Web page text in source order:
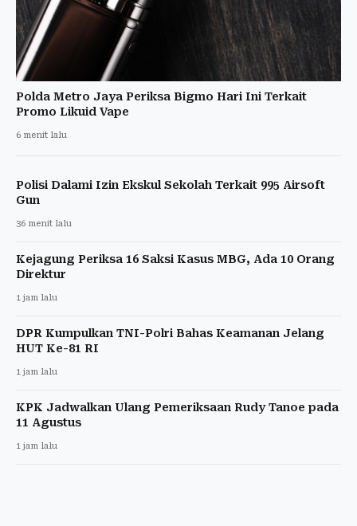
Polda Metro Jaya Periksa Bigmo Hari Ini Terkait
Promo Likuid Vape
6 menit lalu
Polisi Dalami Izin Ekskul Sekolah Terkait 995 Airsoft
Gun
36 menit lalu
Kejagung Periksa 16 Saksi Kasus MBG, Ada 10 Orang
Direktur
1 jam lalu
DPR Kumpulkan TNI-Polri Bahas Keamanan Jelang
HUT Ke-81 RI
1 jam lalu
KPK Jadwalkan Ulang Pemeriksaan Rudy Tanoe pada
11 Agustus
1 jam lalu